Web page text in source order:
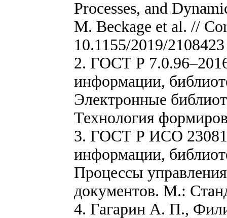
Processes, and
M. Beckage et al. //
10.1155/2019/2108423
2. ГОСТ Р
информации,
Электронные
Технология
3. ГОСТ Р ИСО 23081-
информации,
Процессы
документов. М.:
4. Гагарин А. П.,